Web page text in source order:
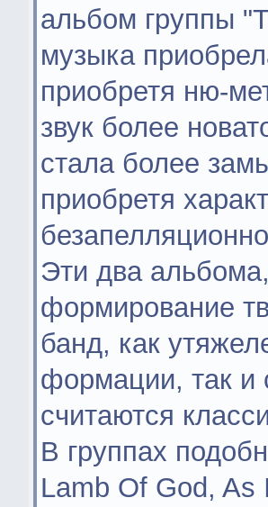
альбом группы
музыка
приобретя ню-
звук более
стала более
приобретя
Эти два
формирование
банд, как
формации, так и
считаются
В группах
Lamb Of God,